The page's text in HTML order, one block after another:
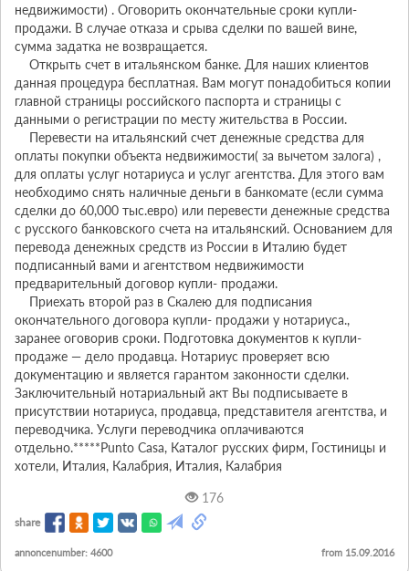
недвижимости) . Оговорить окончательные сроки купли-
продажи. В случае отказа и срыва сделки по вашей вине,
сумма задатка не возвращается.
данная процедура бесплатная. Вам могут понадобиться копии
главной страницы российского паспорта и страницы с
данными о регистрации по месту жительства в России.
оплаты покупки объекта недвижимости( за вычетом залога) ,
для оплаты услуг нотариуса и услуг агентства. Для этого вам
необходимо снять наличные деньги в банкомате (если сумма
сделки до 60,000 тыс.евро) или перевести денежные средства
с русского банковского счета на итальянский. Основанием для
перевода денежных средств из России в Италию будет
подписанный вами и агентством недвижимости
предварительный договор купли- продажи.
окончательного договора купли- продажи у нотариуса.,
заранее оговорив сроки. Подготовка документов к купли-
продаже — дело продавца. Нотариус проверяет всю
документацию и является гарантом законности сделки.
Заключительный нотариальный акт Вы подписываете в
присутствии нотариуса, продавца, представителя агентства, и
переводчика. Услуги переводчика оплачиваются
отдельно.*****Punto Casa, Каталог русских фирм, Гостиницы и
хотели, Италия, Калабрия, Италия, Калабрия
176
share
annoncenumber: 4600 from 15.09.2016